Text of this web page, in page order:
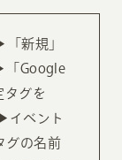
新規」
「Google
タグを
イベント
グの名前